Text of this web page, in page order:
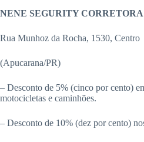
NENE SEGURITY CORRETORA
Rua Munhoz da Rocha, 1530, Centro
(Apucarana/PR)
– Desconto de 5% (cinco por cento)
motocicletas e caminhões.
– Desconto de 10% (dez por cento)